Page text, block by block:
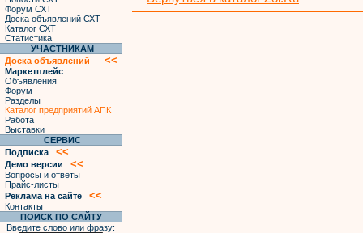
Форум СХТ
Доска объявлений СХТ
Каталог СХТ
Статистика
УЧАСТНИКАМ
Доска объявлений
<<
Маркетплейс
Объявления
Форум
Разделы
Каталог предприятий АПК
Работа
Выставки
СЕРВИС
Подписка
<<
Демо версии <<
Вопросы и ответы
Прайс-листы
Реклама на сайте
<<
Контакты
ПОИСК ПО САЙТУ
Введите слово или фразу: